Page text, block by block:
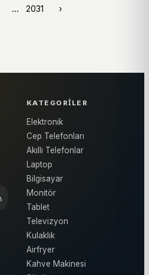
… 2031 ›
KATEGORILER
Elektronik
Cep Telefonları
Akıllı Telefonlar
Laptop
Bilgisayar
Monitör
Tablet
Televizyon
Kulaklık
Airfryer
Kahve Makinesi